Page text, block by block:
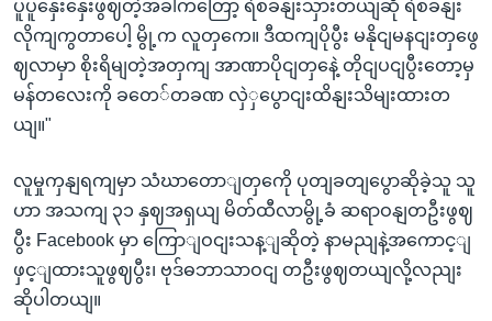
ပူပူနှေးနှေးဖွဈတဲ့အခါကတြော့ ရဲစခနျးသှားတယျဆို ရဲစခနျး
လိုကျကွတာပေါ့ မွို့က လူတှကေ။ ဒီထကျပိုပွီး မနိုငျမနငျးတှဖွေ
ဈလာမှာ စိုးရိမျတဲ့အတှကျ အာဏာပိုငျတှနေဲ့ တိုငျပငျပွီးတော့မှ
မန်တလေးကို ခတေ်တခဏ လှဲှပွောငျးထိနျးသိမျးထားတ
ယျ။"
လူမှုကှနျရကျမှာ သံဃာတောျတှကေို ပုတျခတျပွောဆိုခဲ့သူ သူ
ဟာ အသကျ ၃၁ နှဈအရှယျ မိတ်ထီလာမွို့ခံ ဆရာဝနျတဦးဖွဈ
ပွီး Facebook မှာ ကြောျဝငျးသန့ျဆိုတဲ့ နာမညျနဲ့အကောင့ျ
ဖှင့ျထားသူဖွဈပွီး၊ ဗုဒ်ဓဘာသာဝငျ တဦးဖွဈတယျလို့လညျး
ဆိုပါတယျ။